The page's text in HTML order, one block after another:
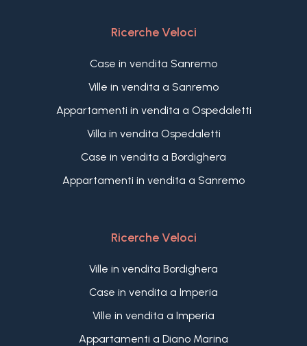
Ricerche Veloci
Case in vendita Sanremo
Ville in vendita a Sanremo
Appartamenti in vendita a Ospedaletti
Villa in vendita Ospedaletti
Case in vendita a Bordighera
Appartamenti in vendita a Sanremo
Ricerche Veloci
Ville in vendita Bordighera
Case in vendita a Imperia
Ville in vendita a Imperia
Appartamenti a Diano Marina